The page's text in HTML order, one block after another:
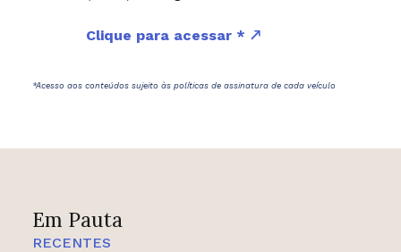
Em Pauta
RECENTES
Clique para acessar *
*Acesso aos conteúdos sujeito às políticas de assinatura de cada veículo